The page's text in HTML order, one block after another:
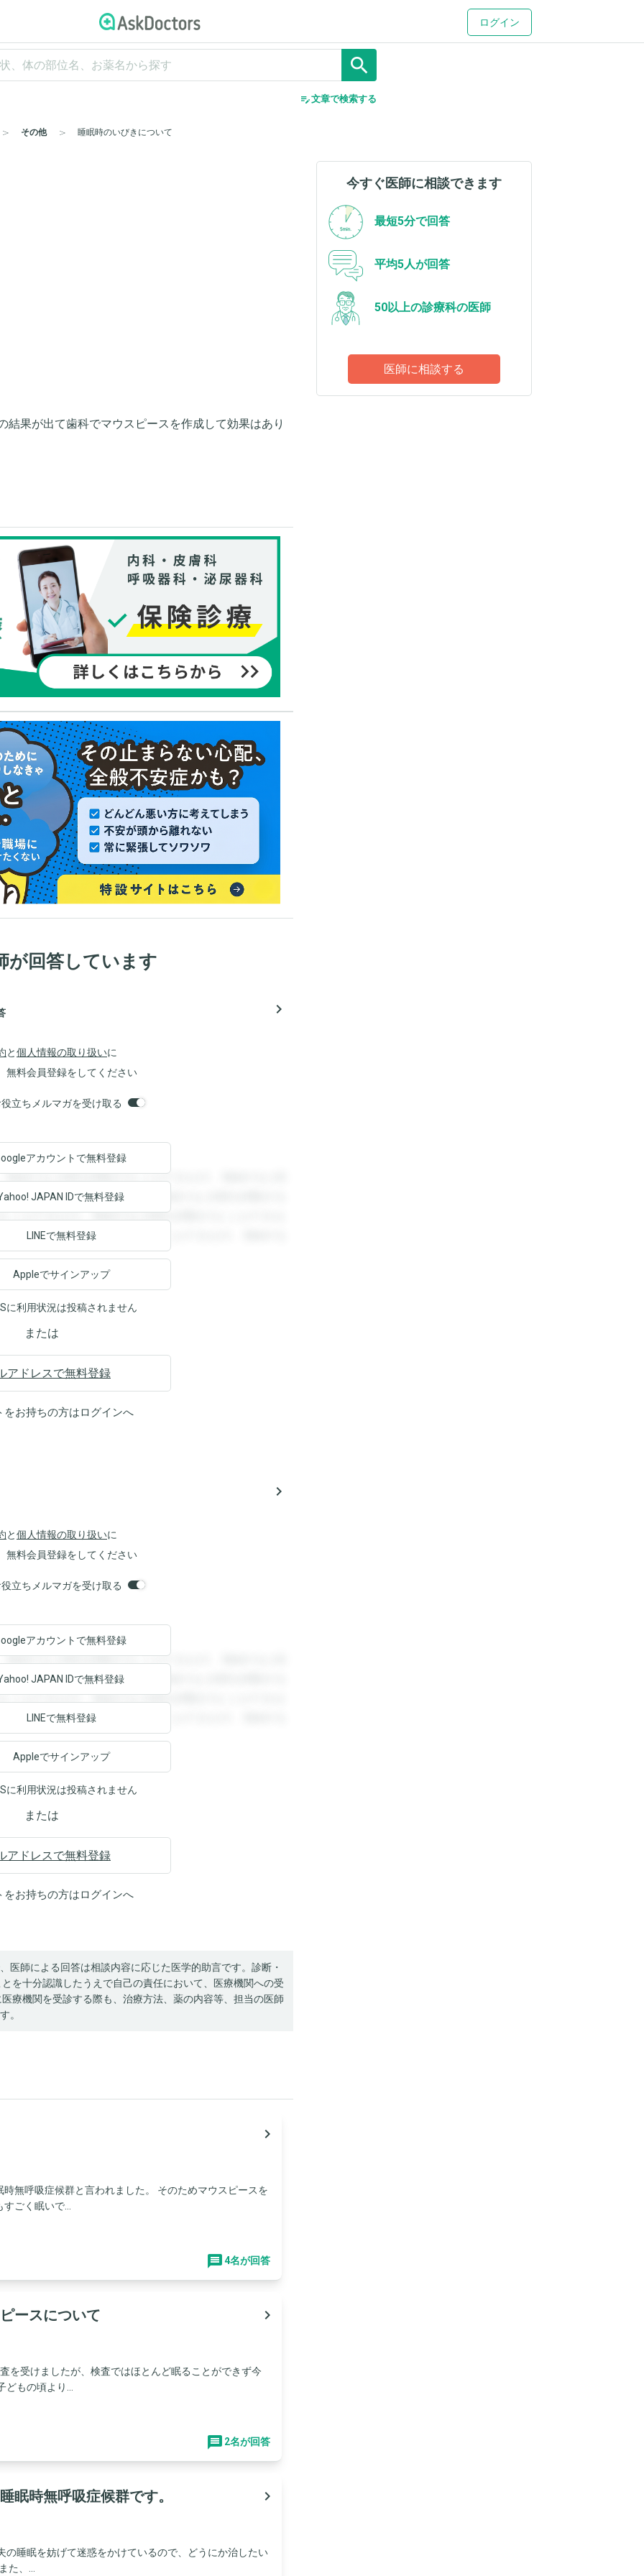
ログイン
search
edit_note文章で検索する
その他 睡眠時のいびきについて
果が出て歯科でマウスピースを作成して効果はあり
が回答しています
navigate_next
と個人情報の取り扱いに
無料会員登録をしてください
立ちメルマガを受け取る
録すると回答を閲覧することができます。登録すると回
を閲覧することができます。登録すると回答を閲覧する
とができます。登録すると回答を閲覧することができま
。登録すると回答を閲覧することができます。登録する
アカウントで無料登録
JAPAN IDで無料登録
LINEで無料登録
Appleでサインアップ
に利用状況は投稿されません
または
アドレスで無料登録
をお持ちの方はログインへ
navigate_next
と個人情報の取り扱いに
無料会員登録をしてください
立ちメルマガを受け取る
録すると回答を閲覧することができます。登録すると回
を閲覧することができます。登録すると回答を閲覧する
とができます。登録すると回答を閲覧することができま
。登録すると回答を閲覧することができます。登録する
アカウントで無料登録
JAPAN IDで無料登録
LINEで無料登録
Appleでサインアップ
に利用状況は投稿されません
または
アドレスで無料登録
をお持ちの方はログインへ
医師による回答は相談内容に応じた医学的助言です。診断・
を十分認識したうえで自己の責任において、医療機関への受
療機関を受診する際も、治療方法、薬の内容等、担当の医師
。
navigate_next
無呼吸症候群と言われました。 そのためマウスピースを
ごく眠いで...
4名が回答
ースについて navigate_next
を受けましたが、検査ではほとんど眠ることができず今
もの頃より...
2名が回答
眠時無呼吸症候群です。 navigate_next
の睡眠を妨げて迷惑をかけているので、どうにか治したい
、...
今すぐ医師に相談できます
最短5分で回答
平均5人が回答
50以上の診療科の医師
医師に相談する